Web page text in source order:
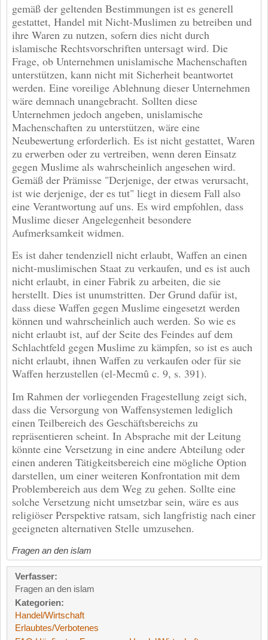
gemäß der geltenden Bestimmungen ist es generell
gestattet, Handel mit Nicht-Muslimen zu betreiben und
ihre Waren zu nutzen, sofern dies nicht durch
islamische Rechtsvorschriften untersagt wird. Die
Frage, ob Unternehmen unislamische Machenschaften
unterstützen, kann nicht mit Sicherheit beantwortet
werden. Eine voreilige Ablehnung dieser Unternehmen
wäre demnach unangebracht. Sollten diese
Unternehmen jedoch angeben, unislamische
Machenschaften zu unterstützen, wäre eine
Neubewertung erforderlich. Es ist nicht gestattet, Waren
zu erwerben oder zu vertreiben, wenn deren Einsatz
gegen Muslime als wahrscheinlich angesehen wird.
Gemäß der Prämisse "Derjenige, der etwas verursacht,
ist wie derjenige, der es tut" liegt in diesem Fall also
eine Verantwortung auf uns. Es wird empfohlen, dass
Muslime dieser Angelegenheit besondere
Aufmerksamkeit widmen.
Es ist daher tendenziell nicht erlaubt, Waffen an einen
nicht-muslimischen Staat zu verkaufen, und es ist auch
nicht erlaubt, in einer Fabrik zu arbeiten, die sie
herstellt. Dies ist unumstritten. Der Grund dafür ist,
dass diese Waffen gegen Muslime eingesetzt werden
können und wahrscheinlich auch werden. So wie es
nicht erlaubt ist, auf der Seite des Feindes auf dem
Schlachtfeld gegen Muslime zu kämpfen, so ist es auch
nicht erlaubt, ihnen Waffen zu verkaufen oder für sie
Waffen herzustellen (el-Mecmû c. 9, s. 391).
Im Rahmen der vorliegenden Fragestellung zeigt sich,
dass die Versorgung von Waffensystemen lediglich
einen Teilbereich des Geschäftsbereichs zu
repräsentieren scheint. In Absprache mit der Leitung
könnte eine Versetzung in eine andere Abteilung oder
einen anderen Tätigkeitsbereich eine mögliche Option
darstellen, um einer weiteren Konfrontation mit dem
Problembereich aus dem Weg zu gehen. Sollte eine
solche Versetzung nicht umsetzbar sein, wäre es aus
religiöser Perspektive ratsam, sich langfristig nach einer
geeigneten alternativen Stelle umzusehen.
Fragen an den islam
Verfasser:
Fragen an den islam
Kategorien:
Handel/Wirtschaft
Erlaubtes/Verbotenes